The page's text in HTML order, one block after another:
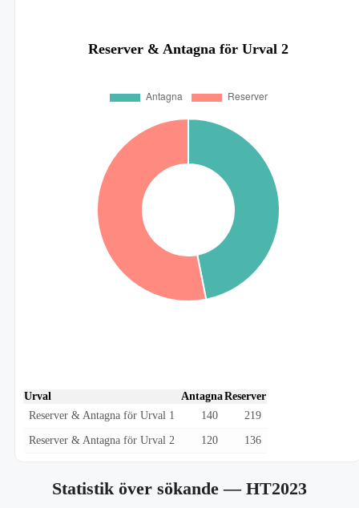
Reserver & Antagna för Urval 2
Urval AntagnaReserver
Reserver & Antagna för Urval 1
140 219
Reserver & Antagna för Urval 2 120 136
Statistik över sökande— HT2023